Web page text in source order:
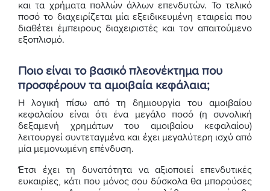
και τα χρήματα πολλών άλλων επενδυτών. Το τελικό
ποσό το διαχειρίζεται μία εξειδικευμένη εταιρεία που
διαθέτει έμπειρους διαχειριστές και τον απαιτούμενο
εξοπλισμό.
Ποιο είναι το βασικό πλεονέκτημα που
προσφέρουν τα αμοιβαία κεφάλαια;
Η λογική πίσω από τη δημιουργία του αμοιβαίου
κεφαλαίου είναι ότι ένα μεγάλο ποσό (η συνολική
δεξαμενή χρημάτων του αμοιβαίου κεφαλαίου)
λειτουργεί συντεταγμένα και έχει μεγαλύτερη ισχύ από
μία μεμονωμένη επένδυση.
Έτσι έχει τη δυνατότητα να αξιοποιεί επενδυτικές
ευκαιρίες, κάτι που μόνος σου δύσκολα θα μπορούσες